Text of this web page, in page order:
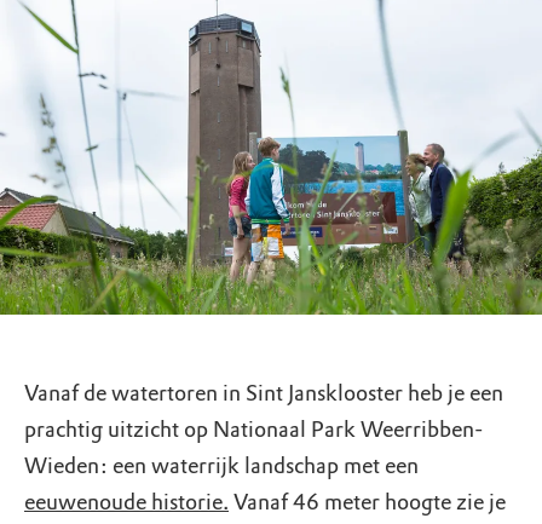
Vanaf de watertoren in Sint Jansklooster heb je een
prachtig uitzicht op Nationaal Park Weerribben-
Wieden: een waterrijk landschap met een
eeuwenoude historie. Vanaf 46 meter hoogte zie je